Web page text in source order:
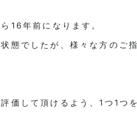
16年前になります。
態でしたが、様々な方のご
価して頂けるよう、1つ1つ